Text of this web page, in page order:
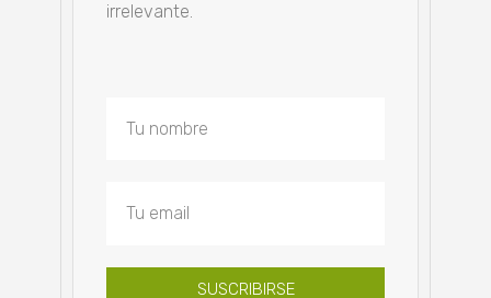
irrelevante.
SUSCRIBIRSE